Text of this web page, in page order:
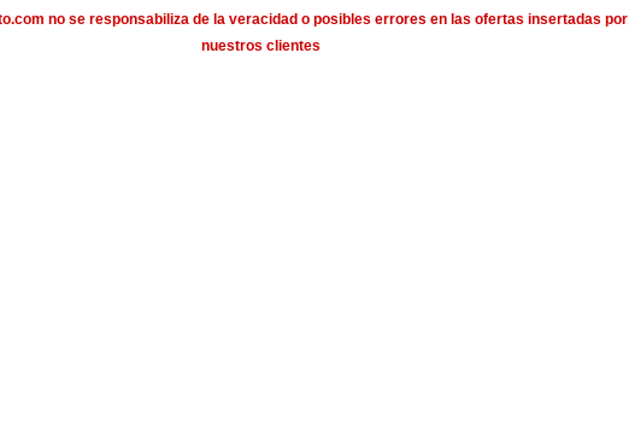
no se responsabiliza de la veracidad o posibles errores en las ofertas insertadas por
nuestros clientes